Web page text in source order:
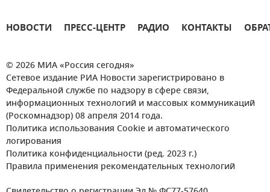
НОВОСТИ ПРЕСС-ЦЕНТР РАДИО КОНТАКТЫ
© 2026 МИА «Россия сегодня»
Сетевое издание РИА Новости зарегистрировано в
Федеральной службе по надзору в сфере связи,
информационных технологий и массовых коммуникаций
(Роскомнадзор) 08 апреля 2014 года.
Политика использования Cookie и автоматического
логирования
Политика конфиденциальности (ред. 2023 г.)
Правила применения рекомендательных технологий